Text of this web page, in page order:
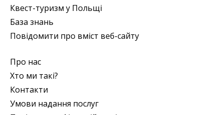
Квест-туризм у Польщі
База знань
Повідомити про вміст веб-сайту
Про нас
Хто ми такі?
Контакти
Умови надання послуг